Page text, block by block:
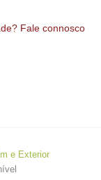
Fale connosco
e Exterior